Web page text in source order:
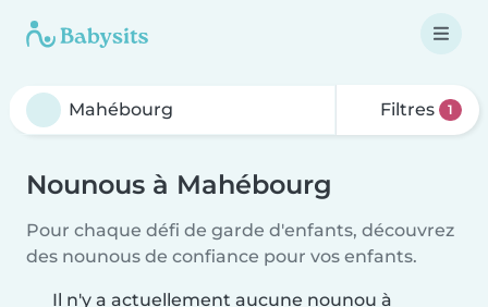
Filtres 1
Nounous à Mahébourg
Pour chaque défi de garde d'enfants, découvrez
des nounous de confiance pour vos enfants.
Il n'y a actuellement aucune nounou à